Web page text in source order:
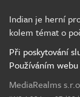
Indian je herní
kolem témat o
Při poskytování
Používáním
MediaRealms